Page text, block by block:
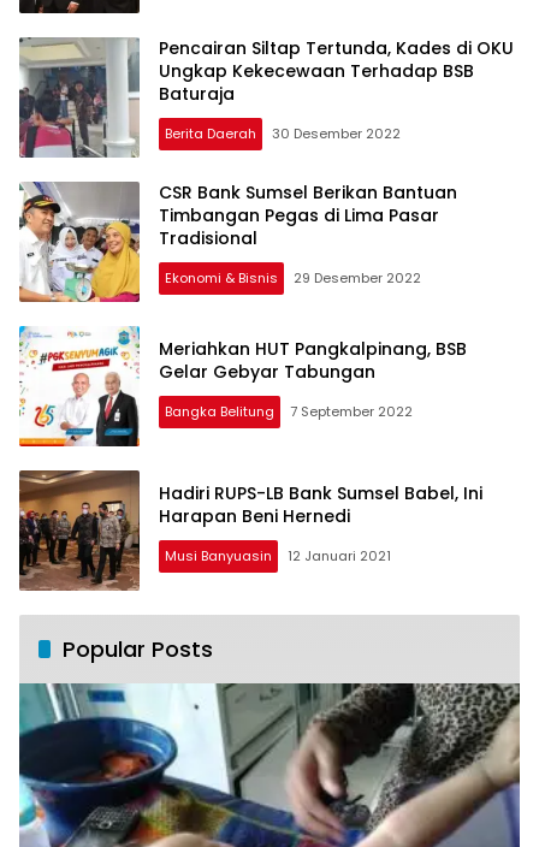
Pencairan Siltap Tertunda, Kades di OKU
Ungkap Kekecewaan Terhadap BSB
Baturaja
Berita Daerah 30 Desember 2022
CSR Bank Sumsel Berikan Bantuan
Timbangan Pegas di Lima Pasar
Tradisional
Ekonomi & Bisnis 29 Desember 2022
Meriahkan HUT Pangkalpinang, BSB
Gelar Gebyar Tabungan
Bangka Belitung 7 September 2022
Hadiri RUPS-LB Bank Sumsel Babel, Ini
Harapan Beni Hernedi
Musi Banyuasin 12 Januari 2021
Popular Posts